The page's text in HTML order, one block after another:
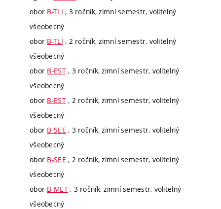
obor B-TLI , 3 ročník, zimní semestr, volitelný
všeobecný
obor B-TLI , 2 ročník, zimní semestr, volitelný
všeobecný
obor B-EST, 3 ročník, zimní semestr, volitelný
všeobecný
obor B-EST, 2 ročník, zimní semestr, volitelný
všeobecný
obor B-SEE , 3 ročník, zimní semestr, volitelný
všeobecný
obor B-SEE , 2 ročník, zimní semestr, volitelný
všeobecný
obor B-MET, 3 ročník, zimní semestr, volitelný
všeobecný